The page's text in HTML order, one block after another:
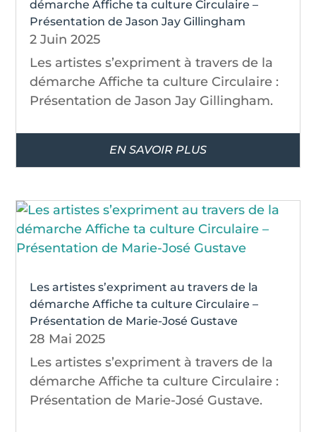
démarche Affiche ta culture Circulaire –
Présentation de Jason Jay Gillingham
2 Juin 2025
Les artistes s’expriment à travers de la
démarche Affiche ta culture Circulaire :
Présentation de Jason Jay Gillingham.
EN SAVOIR PLUS
Les artistes s’expriment au travers de la
démarche Affiche ta culture Circulaire –
Présentation de Marie-José Gustave
28 Mai 2025
Les artistes s’expriment à travers de la
démarche Affiche ta culture Circulaire :
Présentation de Marie-José Gustave.